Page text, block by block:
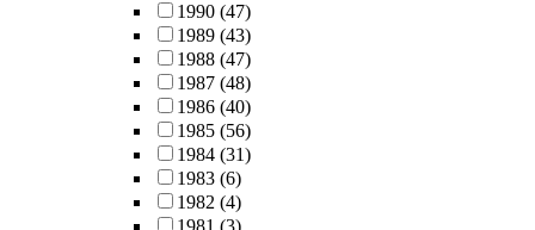
1990 (47)
1989 (43)
1988 (47)
1987 (48)
1986 (40)
1985 (56)
1984 (31)
1983 (6)
1982 (4)